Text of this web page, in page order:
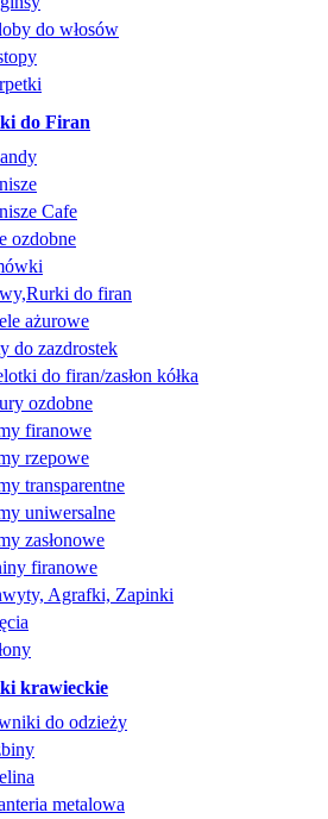
do włosów
do Firan
Cafe
ozdobne
do firan
ażurowe
do zazdrostek
do firan/zasłon kółka
ozdobne
firanowe
rzepowe
transparentne
uniwersalne
zasłonowe
firanowe
Agrafki, Zapinki
krawieckie
do odzieży
metalowa